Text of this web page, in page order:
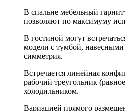
В спальне мебельный
позволяют по максимуму
В гостиной могут
модели с тумбой, навесными
симметрия.
Встречается линейная
рабочий треугольник
холодильником.
Вариацией прямого